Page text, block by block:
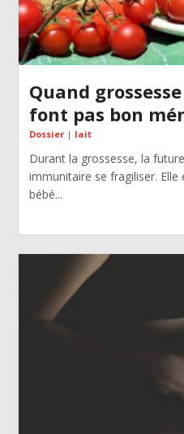
Quand
font pas bon
Dossier| lait
Durant la grossesse, la
immunitaire se fragiliser.
bébé...